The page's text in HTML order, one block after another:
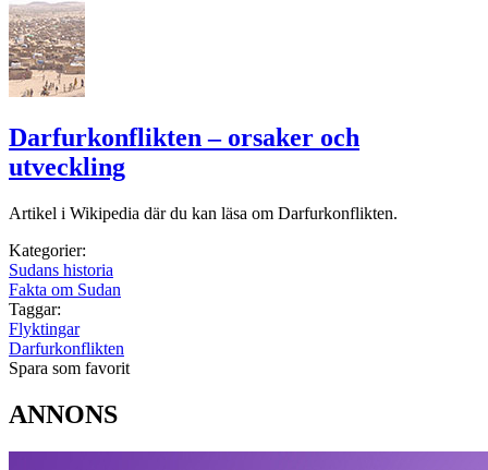
Darfurkonflikten – orsaker och
utveckling
Artikel i Wikipedia där du kan läsa om Darfurkonflikten.
Kategorier:
Sudans historia
Fakta om Sudan
Taggar:
Flyktingar
Darfurkonflikten
Spara som favorit
ANNONS